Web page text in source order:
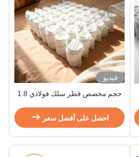
فيديو
حجم مخصص قطر سلك فولاذي 1.8
احصل على أفضل سعر